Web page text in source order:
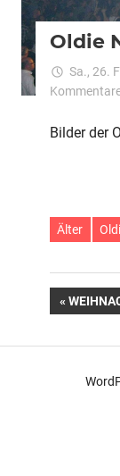
Oldie
Sa., 26.
Bilder der
Älter